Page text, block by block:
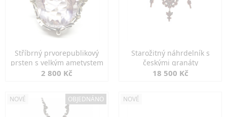
Stříbrný prvorepublikový
prsten s velkým ametystem
2 800 Kč
Starožitný náhrdelník s
českými granáty
18 500 Kč
NOVÉ OBJEDNÁNO NOVÉ